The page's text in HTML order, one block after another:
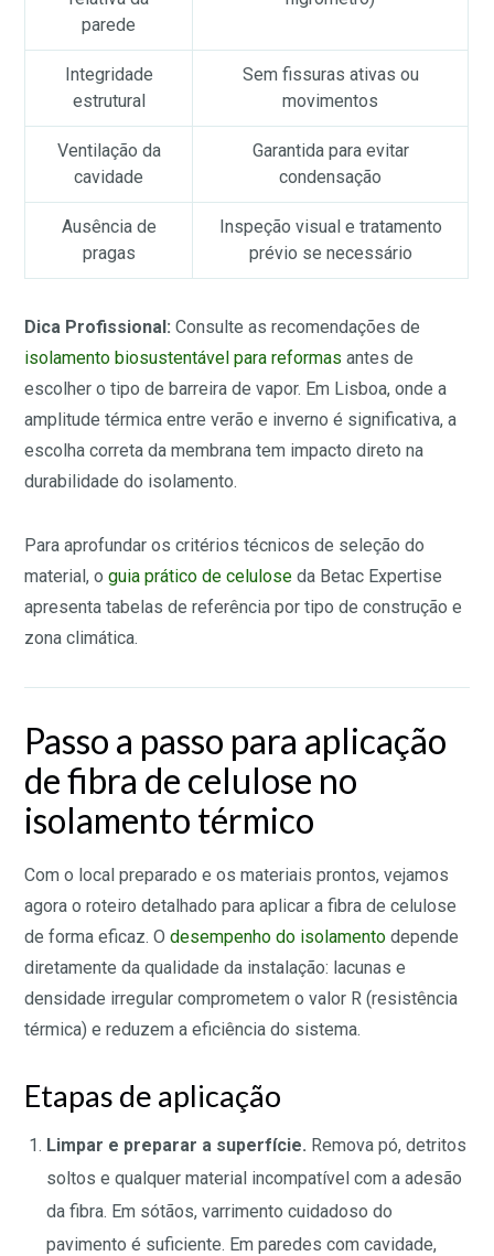
parede
Integridade
estrutural
Sem fissuras ativas ou
movimentos
Ventilação da
cavidade
Garantida para evitar
condensação
Ausência de
pragas
Inspeção visual e tratamento
prévio se necessário
Dica Profissional: Consulte as recomendações de
isolamento biosustentável para reformas antes de
escolher o tipo de barreira de vapor. Em Lisboa, onde a
amplitude térmica entre verão e inverno é significativa, a
escolha correta da membrana tem impacto direto na
durabilidade do isolamento.
Para aprofundar os critérios técnicos de seleção do
material, oguia prático de celulose da Betac Expertise
apresenta tabelas de referência por tipo de construção e
zona climática.
Passo a passo para aplicação
de fibra de celulose no
isolamento térmico
Com o local preparado e os materiais prontos, vejamos
agora o roteiro detalhado para aplicar a fibra de celulose
de forma eficaz. Odesempenho do isolamento depende
diretamente da qualidade da instalação: lacunas e
densidade irregular comprometem o valor R (resistência
térmica) e reduzem a eficiência do sistema.
Etapas de aplicação
Limpar e preparar a superfície. Remova pó, detritos
soltos e qualquer material incompatível com a adesão
da fibra. Em sótãos, varrimento cuidadoso do
pavimento é suficiente. Em paredes com cavidade,